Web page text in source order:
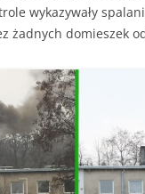
wykazywały
żadnych domieszek